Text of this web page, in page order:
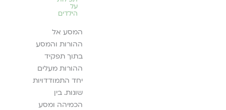
על
הילדים
המסע אל
ההורות והמסע
בתוך תפקיד
ההורות מעלים
יחד התמודדויות
שונות. בין
הכמיהה ומסע